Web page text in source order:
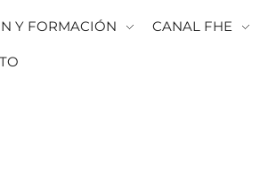
Y FORMACIÓN CANAL FHE